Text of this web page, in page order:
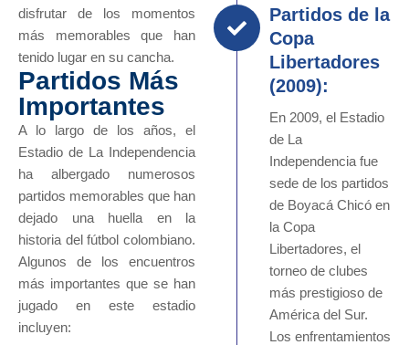
disfrutar de los momentos
más memorables que han
tenido lugar en su cancha.
Partidos Más
Importantes
A lo largo de los años, el
Estadio de La Independencia
ha albergado numerosos
partidos memorables que han
dejado una huella en la
historia del fútbol colombiano.
Algunos de los encuentros
más importantes que se han
jugado en este estadio
incluyen:
Partidos de la
Copa
Libertadores
(2009):
En 2009, el Estadio
de La
Independencia fue
sede de los partidos
de Boyacá Chicó en
la Copa
Libertadores, el
torneo de clubes
más prestigioso de
América del Sur.
Los enfrentamientos